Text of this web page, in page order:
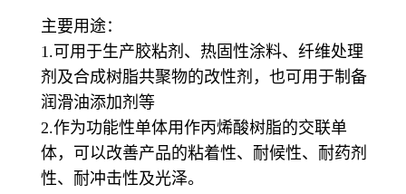
主要用途：
1.可用于生产胶粘剂、热固性涂料、纤维处理
剂及合成树脂共聚物的改性剂，也可用于制备
润滑油添加剂等
2.作为功能性单体用作丙烯酸树脂的交联单
体，可以改善产品的粘着性、耐候性、耐药剂
性、耐冲击性及光泽。